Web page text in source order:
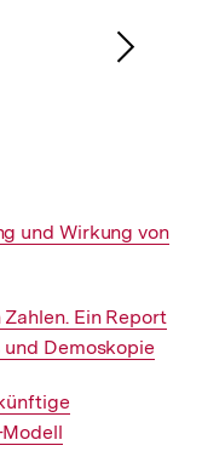
und Wirkung von
Ein Report
Demoskopie